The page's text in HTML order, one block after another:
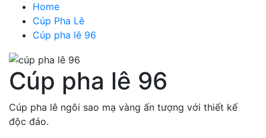
Home
Cúp Pha Lê
Cúp pha lê 96
Cúp pha lê 96
Cúp pha lê ngôi sao mạ vàng ấn tượng với thiết kế
độc đáo.